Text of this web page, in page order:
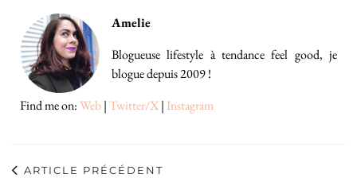
Amelie
Blogueuse lifestyle à tendance feel good, je
blogue depuis 2009 !
Find me on:Web|Twitter/X| Instagram
ARTICLE PRÉCÉDENT